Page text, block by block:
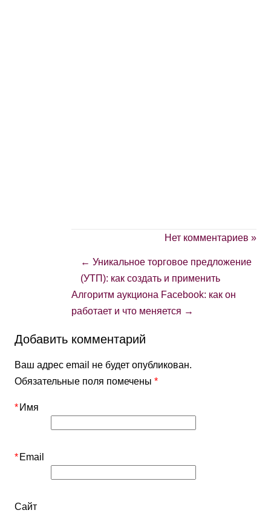
Нет комментариев »
← Уникальное торговое предложение
(УТП): как создать и применить
Алгоритм аукциона Facebook: как он
работает и что меняется →
Добавить комментарий
Ваш адрес email не будет опубликован.
Обязательные поля помечены*
Имя
*
Email
*
Сайт